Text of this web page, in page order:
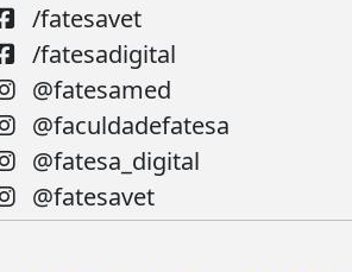
/fatesavet
/fatesadigital
@fatesamed
@faculdadefatesa
@fatesa_digital
@fatesavet